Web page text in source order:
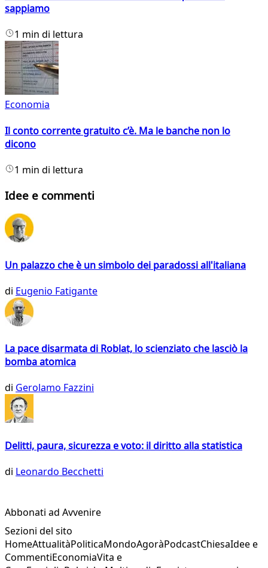
sappiamo
1 min di lettura
Economia
Il conto corrente gratuito c’è. Ma le banche non lo
dicono
1 min di lettura
Idee e commenti
Un palazzo che è un simbolo dei paradossi all'italiana
di Eugenio Fatigante
La pace disarmata di Roblat, lo scienziato che lasciò la
bomba atomica
di Gerolamo Fazzini
Delitti, paura, sicurezza e voto: il diritto alla statistica
di Leonardo Becchetti
Abbonati ad Avvenire
Sezioni del sito
HomeAttualitàPoliticaMondoAgoràPodcastChiesaIdee e
CommentiEconomiaVita e